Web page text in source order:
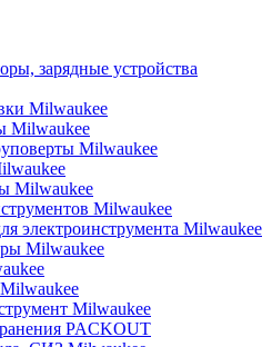
зарядные устройства
Milwaukee
Milwaukee
Milwaukee
Milwaukee
Milwaukee
электроинструмента Milwaukee
Milwaukee
Milwaukee
PACKOUT